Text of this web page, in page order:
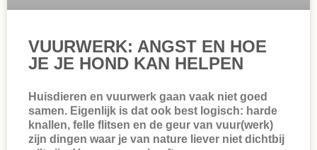
VUURWERK: ANGST EN HOE
JE JE HOND KAN HELPEN
Huisdieren en vuurwerk gaan vaak niet goed
samen. Eigenlijk is dat ook best logisch: harde
knallen, felle flitsen en de geur van vuur(werk)
zijn dingen waar je van nature liever niet dichtbij